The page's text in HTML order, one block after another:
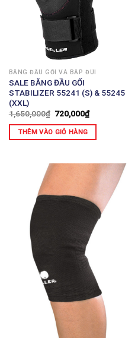
BĂNG ĐẦU GỐI VÀ BẮP ĐÙI
SALE BĂNG ĐẦU GỐI
STABILIZER 55241 (S) & 55245
(XXL)
1,650,000₫ 720,000₫
THÊM VÀO GIỎ HÀNG